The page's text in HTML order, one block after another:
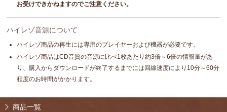
お受けできかねますのでご注意ください。
ハイレゾ音源について
ハイレゾ商品の再生には専用のプレイヤーおよび機器が必要です。
ハイレゾ商品はCD音質の音源に比べ1枚あたり約3倍～6倍の情報量があ
り、購入からダウンロードが終了するまでには回線速度により10分～60分
程度のお時間がかかります。
商品一覧